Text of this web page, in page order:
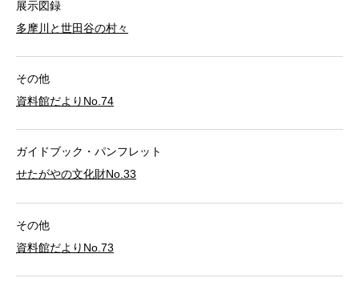
展示図録
多摩川と世田谷の村々
その他
資料館だよりNo.74
ガイドブック・パンフレット
せたがやの文化財No.33
その他
資料館だよりNo.73